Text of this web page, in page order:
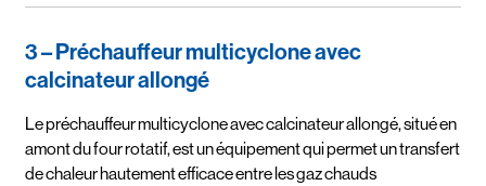
3 – Préchauffeur multicyclone avec
calcinateur allongé
Le préchauffeur multicyclone avec calcinateur allongé, situé en
amont du four rotatif, est un équipement qui permet un transfert
de chaleur hautement efficace entre les gaz chauds